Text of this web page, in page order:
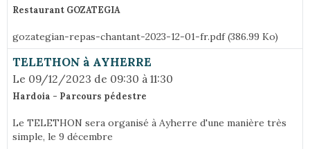
Restaurant GOZATEGIA
gozategian-repas-chantant-2023-12-01-fr.pdf (386.99 Ko)
TELETHON à AYHERRE
Le 09/12/2023 de 09:30 à 11:30
Hardoia - Parcours pédestre
Le TELETHON sera organisé à Ayherre d'une manière très
simple, le 9 décembre